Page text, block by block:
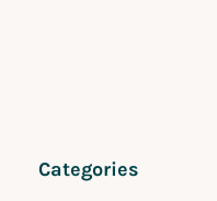
Categories